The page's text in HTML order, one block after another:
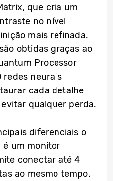
que cria um
no nível
mais refinada.
obtidas graças ao
Processor
redes neurais
cada detalhe
qualquer perda.
diferenciais o
é um monitor
conectar até 4
ao mesmo tempo.